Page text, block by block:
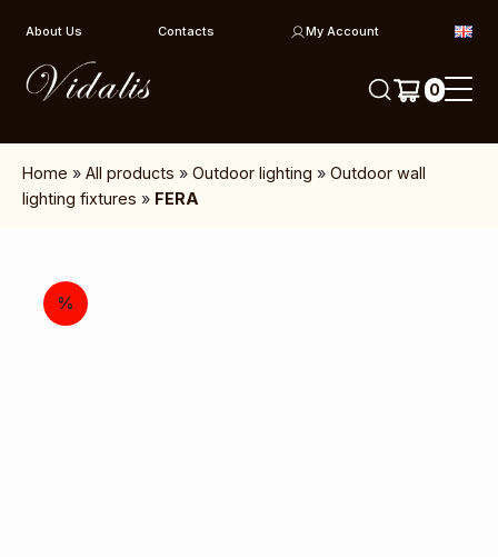
About Us Contacts My Account
0
Home »All products »Outdoor lighting »Outdoor wall
lighting fixtures » FERA
%